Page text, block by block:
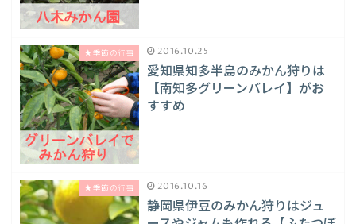
★季節の行事 2016.10.25
愛知県知多半島のみかん狩りは
【南知多グリーンバレイ】がお
すすめ
★季節の行事 2016.10.16
静岡県伊豆のみかん狩りはジュ